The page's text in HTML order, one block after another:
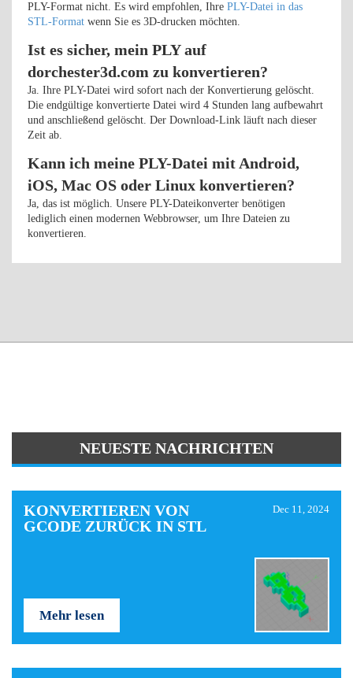
PLY-Format nicht. Es wird empfohlen, Ihre PLY-Datei in das
STL-Format wenn Sie es 3D-drucken möchten.
Ist es sicher, mein PLY auf
dorchester3d.com zu konvertieren?
Ja. Ihre PLY-Datei wird sofort nach der Konvertierung gelöscht.
Die endgültige konvertierte Datei wird 4 Stunden lang aufbewahrt
und anschließend gelöscht. Der Download-Link läuft nach dieser
Zeit ab.
Kann ich meine PLY-Datei mit Android,
iOS, Mac OS oder Linux konvertieren?
Ja, das ist möglich. Unsere PLY-Dateikonverter benötigen
lediglich einen modernen Webbrowser, um Ihre Dateien zu
konvertieren.
NEUESTE NACHRICHTEN
KONVERTIEREN VON
GCODE ZURÜCK IN STL
Dec 11, 2024
Mehr lesen